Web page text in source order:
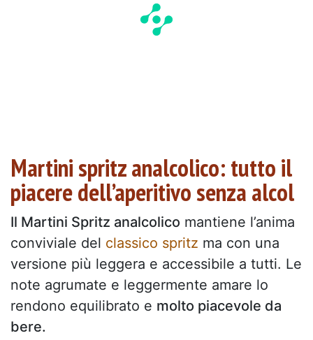
Martini spritz analcolico: tutto il
piacere dell’aperitivo senza alcol
Il Martini Spritz analcolico mantiene l’anima
conviviale del classico spritz ma con una
versione più leggera e accessibile a tutti. Le
note agrumate e leggermente amare lo
rendono equilibrato e molto piacevole da
bere.